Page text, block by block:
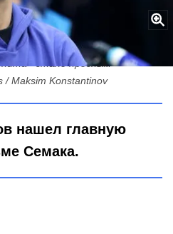
честно рассказал, почему
стало пресным
/ Maksim Konstantinov
нашел главную
Семака.